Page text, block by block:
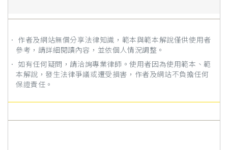
． 作者及網站無償分享法律知識，範本與範本解說僅供使用者
參考，請詳細閱讀內容，並依個人情況調整。
． 如有任何疑問，請洽詢專業律師。使用者因為使用範本、範
本解說，發生法律爭議或遭受損害，作者及網站不負擔任何
保證責任。